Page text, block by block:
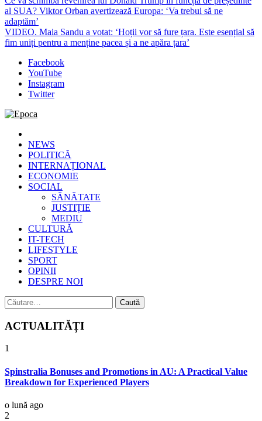
al SUA? Viktor Orban avertizează Europa: ‘Va trebui să ne
adaptăm’
VIDEO. Maia Sandu a votat: ‘Hoții vor să fure țara. Este esențial să
fim uniți pentru a menține pacea și a ne apăra țara’
Facebook
YouTube
Instagram
Twitter
Epoca
Cele mai noi știri online din România
NEWS
POLITICĂ
INTERNAȚIONAL
ECONOMIE
SOCIAL
SĂNĂTATE
JUSTIȚIE
MEDIU
CULTURĂ
IT-TECH
LIFESTYLE
SPORT
OPINII
DESPRE NOI
Caută
după:
ACTUALITĂȚI
1
Spinstralia Bonuses and Promotions in AU: A Practical Value
Breakdown for Experienced Players
o lună ago
2